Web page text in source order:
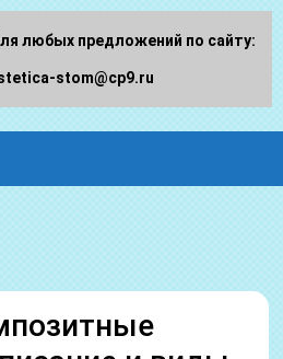
stom.ru
любых предложений по сайту:
stom@cp9.ru